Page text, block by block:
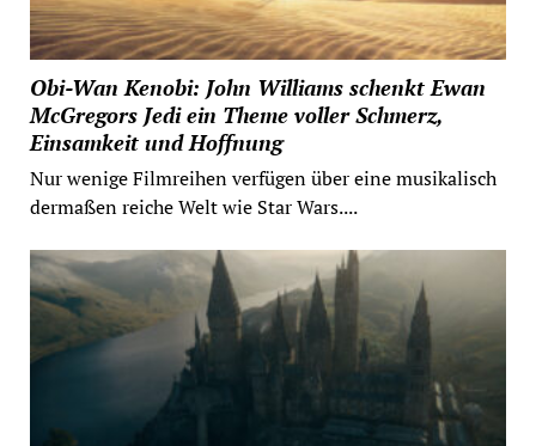
Obi-Wan Kenobi: John Williams schenkt Ewan
McGregors Jedi ein Theme voller Schmerz,
Einsamkeit und Hoffnung
Nur wenige Filmreihen verfügen über eine musikalisch
dermaßen reiche Welt wie Star Wars....